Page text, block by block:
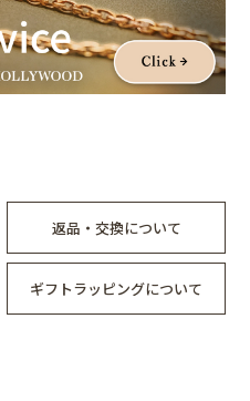
返品・交換について
ギフトラッピングについて